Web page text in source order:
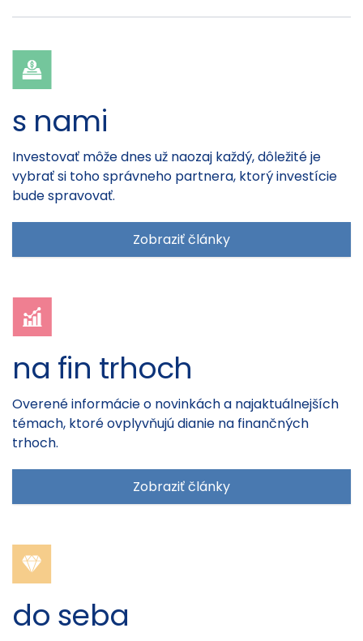
s nami
Investovať môže dnes už naozaj každý, dôležité je
vybrať si toho správneho partnera, ktorý investície
bude spravovať.
Zobraziť články
na fin trhoch
Overené informácie o novinkách a najaktuálnejších
témach, ktoré ovplyvňujú dianie na finančných
trhoch.
Zobraziť články
do seba